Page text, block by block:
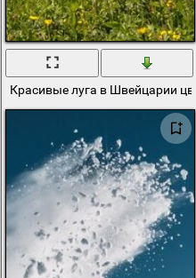
Красивые луга в Швейцарии